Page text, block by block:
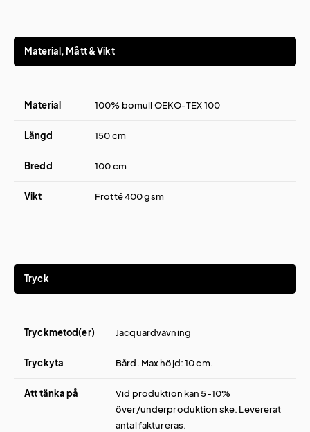
Material, Mått & Vikt
Material 100% bomull OEKO-TEX 100
Längd 150 cm
Bredd 100 cm
Vikt Frotté 400 gsm
Tryck
Tryckmetod(er) Jacquardvävning
Tryckyta Bård. Max höjd: 10 cm.
Att tänka på
Vid produktion kan 5-10%
över/underproduktion ske. Levererat
antal faktureras.